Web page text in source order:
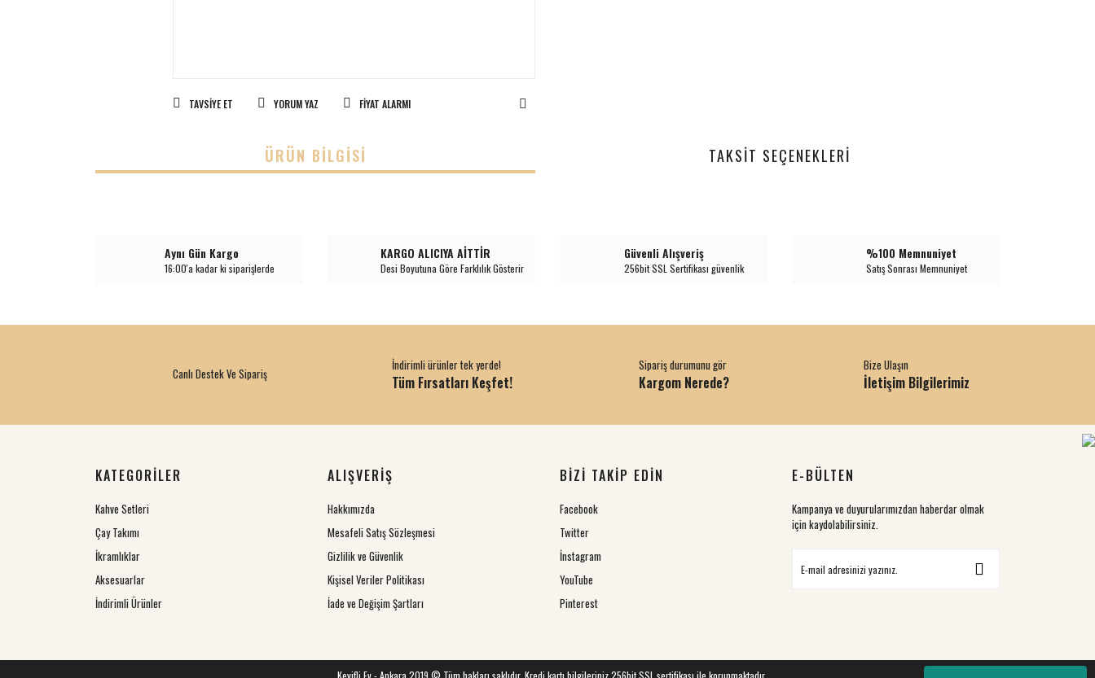
TAVSIYE ET YORUM YAZ FIYAT ALARMI
ÜRÜN BILGISI TAKSIT SEÇENEKLERI
Aynı Gün Kargo
16:00'a kadar ki siparişlerde
KARGO ALICIYA AİTTİR
Desi Boyutuna Göre Farklılık Gösterir
Güvenli Alışveriş
256bit SSL Sertifikası güvenlik
%100 Memnuniyet
Satış Sonrası Memnuniyet
Canlı Destek Ve Sipariş
İndirimli ürünler tek yerde!
Tüm Fırsatları Keşfet!
Sipariş durumunu gör
Kargom Nerede?
Bize Ulaşın
İletişim Bilgilerimiz
KATEGORİLER
Kahve Setleri
Çay Takımı
İkramlıklar
Aksesuarlar
İndirimli Ürünler
ALIŞVERİŞ
Hakkımızda
Mesafeli Satış Sözleşmesi
Gizlilik ve Güvenlik
Kişisel Veriler Politikası
İade ve Değişim Şartları
BİZİ TAKİP EDİN
Facebook
Twitter
İnstagram
YouTube
Pinterest
E-BÜLTEN
Kampanya ve duyurularımızdan haberdar olmak
için kaydolabilirsiniz.
Keyifli Ev - Ankara 2019 © Tüm hakları saklıdır. Kredi kartı bilgileriniz 256bit SSL sertifikası ile korunmaktadır.